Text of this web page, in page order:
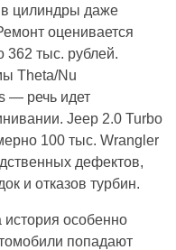
цилиндры даже
оценивается
362 тыс. рублей.
Theta/Nu
— речь идет
Jeep 2.0 Turbo
100 тыс. Wrangler
дефектов,
и отказов турбин.
история особенно
попадают